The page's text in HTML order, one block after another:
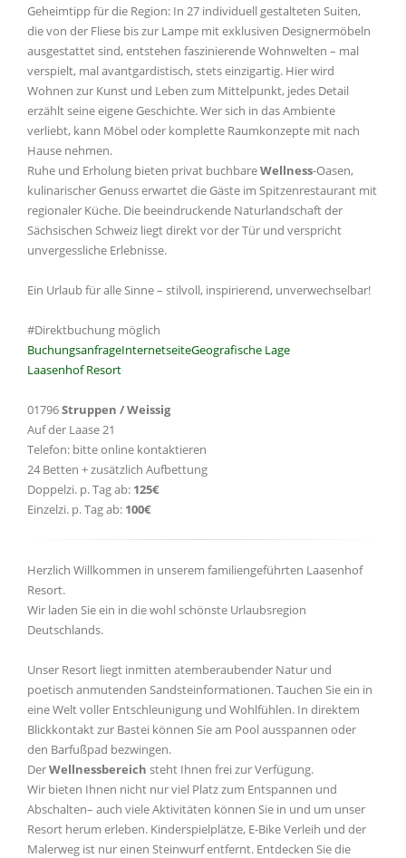
Geheimtipp für die Region: In 27 individuell gestalteten Suiten,
die von der Fliese bis zur Lampe mit exklusiven Designermöbeln
ausgestattet sind, entstehen faszinierende Wohnwelten – mal
verspielt, mal avantgardistisch, stets einzigartig. Hier wird
Wohnen zur Kunst und Leben zum Mittelpunkt, jedes Detail
erzählt seine eigene Geschichte. Wer sich in das Ambiente
verliebt, kann Möbel oder komplette Raumkonzepte mit nach
Hause nehmen.
Ruhe und Erholung bieten privat buchbareWellness-Oasen,
kulinarischer Genuss erwartet die Gäste im Spitzenrestaurant mit
regionaler Küche. Die beeindruckende Naturlandschaft der
Sächsischen Schweiz liegt direkt vor der Tür und verspricht
unvergessliche Erlebnisse.
Ein Urlaub für alle Sinne – stilvoll, inspirierend, unverwechselbar!
#Direktbuchung möglich
BuchungsanfrageInternetseiteGeografische Lage
Laasenhof Resort
01796Struppen / Weissig
Auf der Laase 21
Telefon: bitte online kontaktieren
24 Betten + zusätzlich Aufbettung
Doppelzi. p. Tag ab: 125€
Einzelzi. p. Tag ab: 100€
Herzlich Willkommen in unserem familiengeführten Laasenhof
Resort.
Wir laden Sie ein in die wohl schönste Urlaubsregion
Deutschlands.
Unser Resort liegt inmitten atemberaubender Natur und
poetisch anmutenden Sandsteinformationen. Tauchen Sie ein in
eine Welt voller Entschleunigung und Wohlfühlen. In direktem
Blickkontakt zur Bastei können Sie am Pool ausspannen oder
den Barfußpad bezwingen.
DerWellnessbereich steht Ihnen frei zur Verfügung.
Wir bieten Ihnen nicht nur viel Platz zum Entspannen und
Abschalten– auch viele Aktivitäten können Sie in und um unser
Resort herum erleben. Kinderspielplätze, E-Bike Verleih und der
Malerweg ist nur einen Steinwurf entfernt. Entdecken Sie die